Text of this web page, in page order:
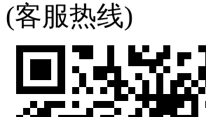
(客服热线)